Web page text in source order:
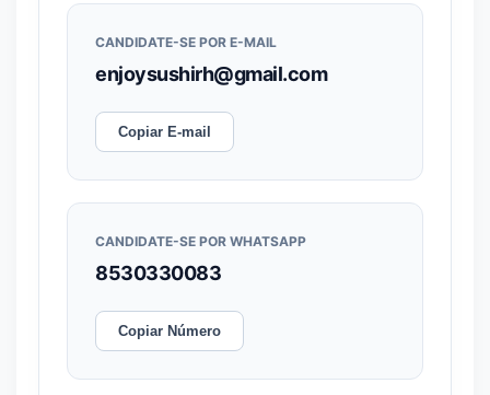
CANDIDATE-SE POR E-MAIL
enjoysushirh@gmail.com
Copiar E-mail
CANDIDATE-SE POR WHATSAPP
8530330083
Copiar Número